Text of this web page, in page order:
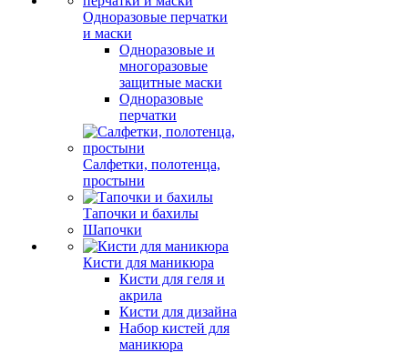
Одноразовые перчатки
и маски
Одноразовые и
многоразовые
защитные маски
Одноразовые
перчатки
Салфетки, полотенца,
простыни
Тапочки и бахилы
Шапочки
Кисти для маникюра
Кисти для геля и
акрила
Кисти для дизайна
Набор кистей для
маникюра